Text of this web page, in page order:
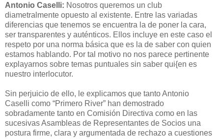
Antonio Caselli: Nosotros queremos un club
diametralmente opuesto al existente. Entre las variadas
diferencias que tenemos se encuentra la de poner la cara,
ser transparentes y auténticos. Ellos incluye en este caso el
respeto por una norma básica que es la de saber con quien
estamos hablando. Por tal motivo no nos parece pertinente
explayarnos sobre temas puntuales sin saber qui{en es
nuestro interlocutor.
Sin perjuicio de ello, le explicamos que tanto Antonio
Caselli como “Primero River” han demostrado
sobradamente tanto en Comisión Directiva como en las
sucesivas Asambleas de Representantes de Socios una
postura firme, clara y argumentada de rechazo a cuestiones